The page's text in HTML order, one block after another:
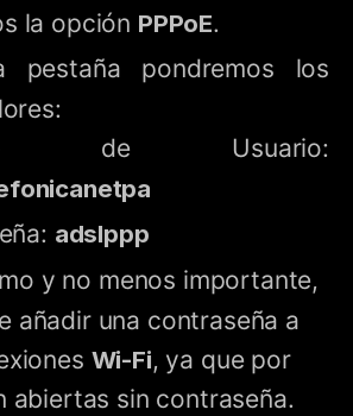
la opción PPPoE.
pestaña pondremos los
de Usuario:
adslppp
y no menos importante,
añadir una contraseña a
Wi-Fi, ya que por
abiertas sin contraseña.